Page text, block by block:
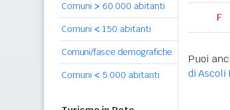
Comuni > 60.000 abitanti
Comuni < 150 abitanti
Comuni/fasce demografiche
Comuni < 5.000 abitanti
F
Puoi
di Ascoli